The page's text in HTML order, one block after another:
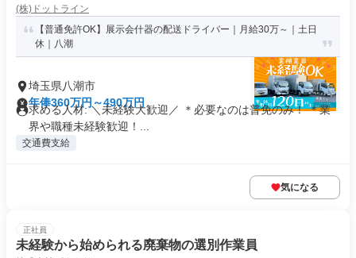
(株)ドットライン
【普通免許OK】展示会什器の配送ドライバー｜月給30万～｜土日
休｜八潮
埼玉県八潮市
年俸360万円～490万円
求める人材: ＼未経験大歓迎／ ＊必要なのは普免のみ！ ＊業
界や職種未経験歓迎！...
交通費支給
気になる
正社員
未経験から始められる廃棄物の選別作業員